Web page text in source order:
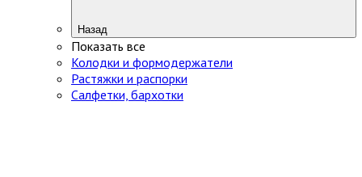
Назад
Показать все
Колодки и формодержатели
Растяжки и распорки
Салфетки, бархотки